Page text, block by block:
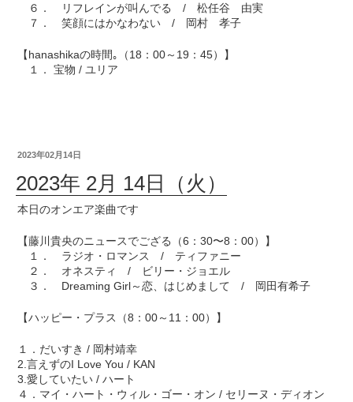
６． リフレインが叫んでる / 松任谷 由実
７． 笑顔にはかなわない / 岡村 孝子
【hanashikaの時間｡（18：00～19：45）】
１． 宝物 / ユリア
2023年02月14日
2023年 2月 14日（火）
本日のオンエア楽曲です
【藤川貴央のニュースでござる（6：30〜8：00）】
１． ラジオ・ロマンス / ティファニー
２． オネスティ / ビリー・ジョエル
３． Dreaming Girl～恋、はじめまして / 岡田有希子
【ハッピー・プラス（8：00～11：00）】
１．だいすき / 岡村靖幸
2.言えずのI Love You / KAN
3.愛していたい / ハート
４．マイ・ハート・ウィル・ゴー・オン / セリーヌ・ディオン